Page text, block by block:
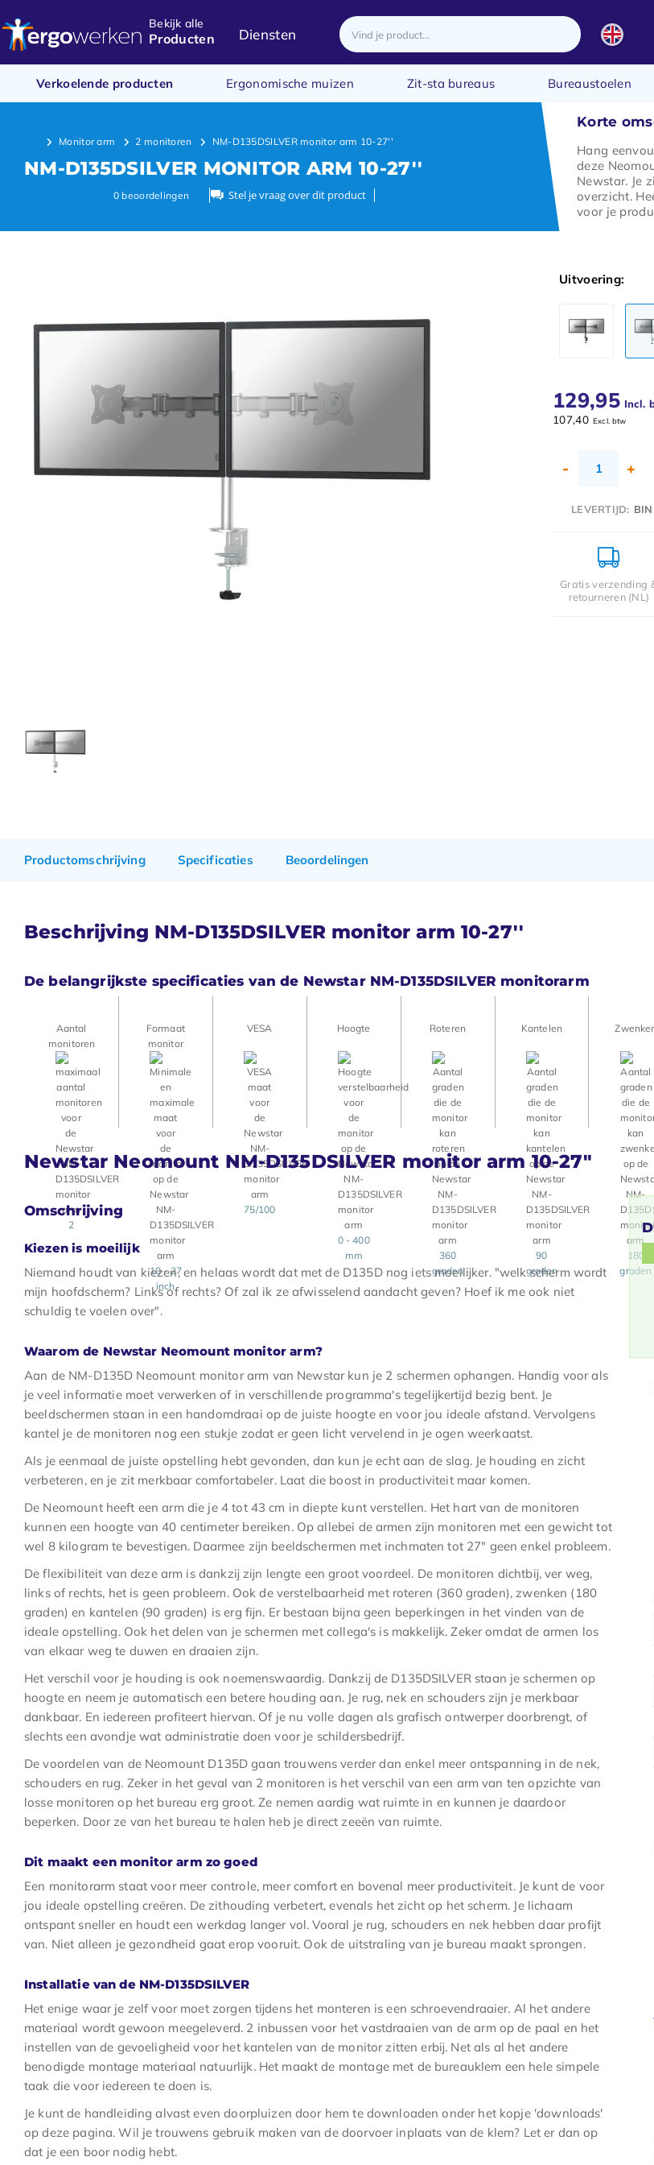
Bekijk alle
Producten Diensten
Verkoelende producten Ergonomische muizen Zit-sta bureaus Bureaustoelen
Monitor arm 2 monitoren NM-D135DSILVER monitor arm 10-27''
NM-D135DSILVER MONITOR ARM 10-27''
0 beoordelingen Stel je vraag over dit product
Korte
Hang
deze
Newstar. Je
overzicht.
voor je
Uitvoering:
129,95 Incl.
107,40 Excl. btw
- +
LEVERTIJD:
Gratis verzending
retourneren (NL)
Productomschrijving Specificaties Beoordelingen
Beschrijving NM-D135DSILVER monitor arm 10-27''
De belangrijkste specificaties van de Newstar NM-D135DSILVER monitorarm
Aantal
monitoren
2
Formaat
monitor
10 - 27
inch
VESA
75/100
Hoogte
0 - 400
mm
Roteren
360
graden
Kantelen
90
graden
180
graden
Newstar Neomount NM-D135DSILVER monitor arm 10-27"
Omschrijving
Kiezen is moeilijk
Niemand houdt van kiezen, en helaas wordt dat met de D135D nog iets moeilijker. "welk scherm wordt
mijn hoofdscherm? Links of rechts? Of zal ik ze afwisselend aandacht geven? Hoef ik me ook niet
schuldig te voelen over".
Waarom de Newstar Neomount monitor arm?
Aan de NM-D135D Neomount monitor arm van Newstar kun je 2 schermen ophangen. Handig voor als
je veel informatie moet verwerken of in verschillende programma's tegelijkertijd bezig bent. Je
beeldschermen staan in een handomdraai op de juiste hoogte en voor jou ideale afstand. Vervolgens
kantel je de monitoren nog een stukje zodat er geen licht vervelend in je ogen weerkaatst.
Als je eenmaal de juiste opstelling hebt gevonden, dan kun je echt aan de slag. Je houding en zicht
verbeteren, en je zit merkbaar comfortabeler. Laat die boost in productiviteit maar komen.
De Neomount heeft een arm die je 4 tot 43 cm in diepte kunt verstellen. Het hart van de monitoren
kunnen een hoogte van 40 centimeter bereiken. Op allebei de armen zijn monitoren met een gewicht tot
wel 8 kilogram te bevestigen. Daarmee zijn beeldschermen met inchmaten tot 27" geen enkel probleem.
De flexibiliteit van deze arm is dankzij zijn lengte een groot voordeel. De monitoren dichtbij, ver weg,
links of rechts, het is geen probleem. Ook de verstelbaarheid met roteren (360 graden), zwenken (180
graden) en kantelen (90 graden) is erg fijn. Er bestaan bijna geen beperkingen in het vinden van de
ideale opstelling. Ook het delen van je schermen met collega's is makkelijk. Zeker omdat de armen los
van elkaar weg te duwen en draaien zijn.
Het verschil voor je houding is ook noemenswaardig. Dankzij de D135DSILVER staan je schermen op
hoogte en neem je automatisch een betere houding aan. Je rug, nek en schouders zijn je merkbaar
dankbaar. En iedereen profiteert hiervan. Of je nu volle dagen als grafisch ontwerper doorbrengt, of
slechts een avondje wat administratie doen voor je schildersbedrijf.
De voordelen van de Neomount D135D gaan trouwens verder dan enkel meer ontspanning in de nek,
schouders en rug. Zeker in het geval van 2 monitoren is het verschil van een arm van ten opzichte van
losse monitoren op het bureau erg groot. Ze nemen aardig wat ruimte in en kunnen je daardoor
beperken. Door ze van het bureau te halen heb je direct zeeën van ruimte.
Dit maakt een monitor arm zo goed
Een monitorarm staat voor meer controle, meer comfort en bovenal meer productiviteit. Je kunt de voor
jou ideale opstelling creëren. De zithouding verbetert, evenals het zicht op het scherm. Je lichaam
ontspant sneller en houdt een werkdag langer vol. Vooral je rug, schouders en nek hebben daar profijt
van. Niet alleen je gezondheid gaat erop vooruit. Ook de uitstraling van je bureau maakt sprongen.
Installatie van de NM-D135DSILVER
Het enige waar je zelf voor moet zorgen tijdens het monteren is een schroevendraaier. Al het andere
materiaal wordt gewoon meegeleverd. 2 inbussen voor het vastdraaien van de arm op de paal en het
instellen van de gevoeligheid voor het kantelen van de monitor zitten erbij. Net als al het andere
benodigde montage materiaal natuurlijk. Het maakt de montage met de bureauklem een hele simpele
taak die voor iedereen te doen is.
Je kunt de handleiding alvast even doorpluizen door hem te downloaden onder het kopje 'downloads'
op deze pagina. Wil je trouwens gebruik maken van de doorvoer inplaats van de klem? Let er dan op
dat je een boor nodig hebt.